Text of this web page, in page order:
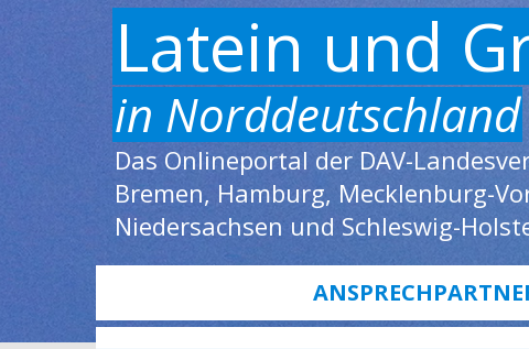
Latein und
in Norddeutschland
Das Onlineportal der DAV-
Bremen, Hamburg, Mecklenburg-
Niedersachsen und Schleswig-